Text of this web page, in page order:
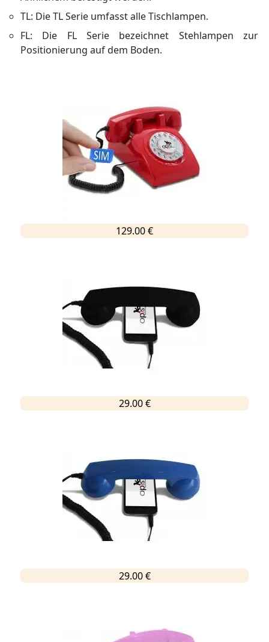
TL: Die TL Serie umfasst alle Tischlampen.
FL: Die FL Serie bezeichnet Stehlampen zur
Positionierung auf dem Boden.
129.00 €
29.00 €
29.00 €